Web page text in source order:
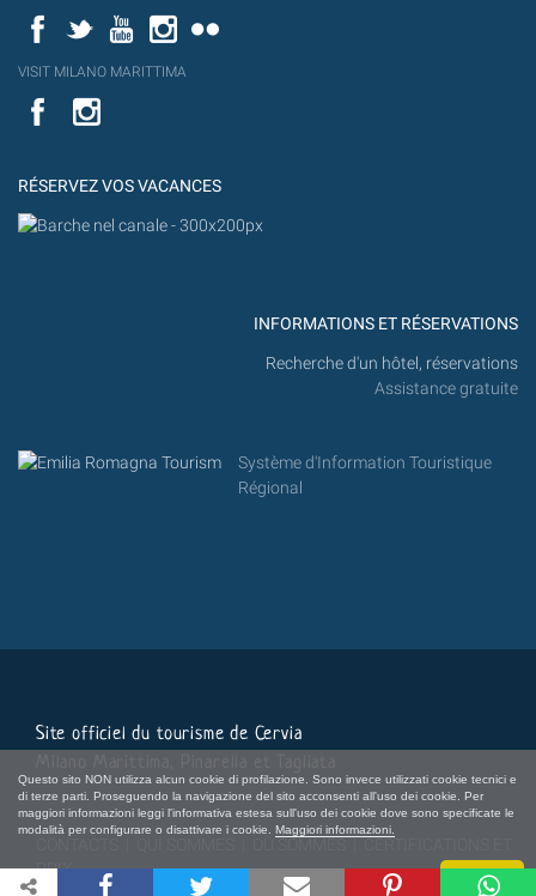
Questo sito NON utilizza alcun cookie di profilazione. Sono invece utilizzati cookie tecnici e
di terze parti. Proseguendo la navigazione del sito acconsenti all'uso dei cookie. Per
maggiori informazioni leggi l'informativa estesa sull'uso dei cookie dove sono specificate le
modalità per configurare o disattivare i cookie. Maggiori informazioni.
Chiudi
FacebookTwitterYouTubeInstagram
YouT
VISIT MILANO MARITTIMA
Flick
VISIT
MILANO
YouTube
RÉSERVEZ VOS VACANCES
INFORMATIONS ET RÉSERVATIONS
Recherche d'un hôtel, réservations
Assistance gratuite
Système d'Information Touristique
Régional
Site officiel du tourisme de Cervia
PRIX